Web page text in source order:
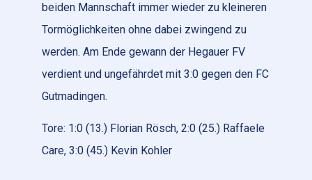
beiden Mannschaft immer wieder zu kleineren
Tormöglichkeiten ohne dabei zwingend zu
werden. Am Ende gewann der Hegauer FV
verdient und ungefährdet mit 3:0 gegen den FC
Gutmadingen.
Tore: 1:0 (13.) Florian Rösch, 2:0 (25.) Raffaele
Care, 3:0 (45.) Kevin Kohler